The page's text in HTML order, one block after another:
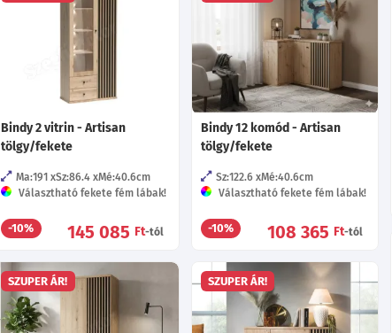
Bindy 2 vitrin - Artisan
tölgy/fekete
Ma:191 Sz:86.4 Mé:40.6cm
Választható fekete fém lábak!
-10% 145 085 Ft-tól
Bindy 12 komód - Artisan
tölgy/fekete
Sz:122.6 Mé:40.6cm
Választható fekete fém lábak!
-10% 108 365 Ft-tól
SZUPER ÁR! SZUPER ÁR!